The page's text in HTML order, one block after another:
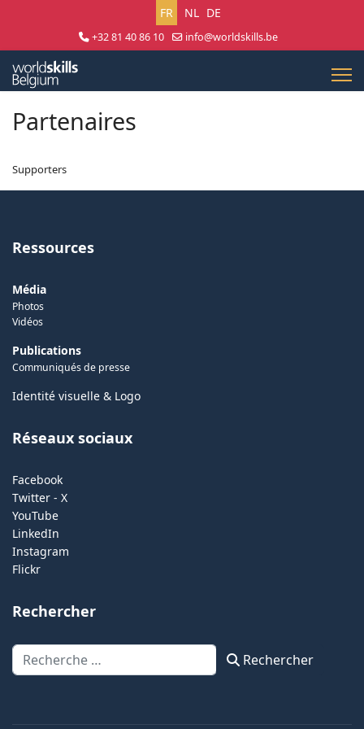
Sélectionnez votre langue
FR NL DE
+32 81 40 86 10
info@worldskills.be
Partenaires
Supporters
Ressources
Média
Photos
Vidéos
Publications
Communiqués de presse
Identité visuelle & Logo
Réseaux sociaux
Facebook
Twitter - X
YouTube
LinkedIn
Instagram
Flickr
Rechercher
Rechercher Rechercher